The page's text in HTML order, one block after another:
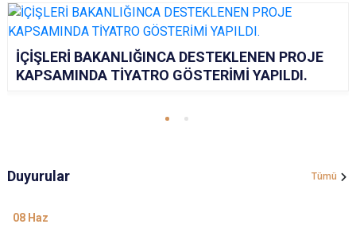
İÇİŞLERİ BAKANLIĞINCA DESTEKLENEN PROJE
KAPSAMINDA TİYATRO GÖSTERİMİ YAPILDI.
Duyurular Tümü
08 Haz